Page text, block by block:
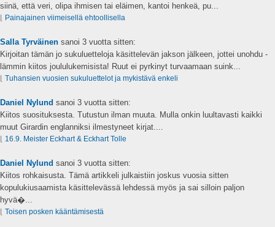
siinä, että veri, olipa ihmisen tai eläimen, kantoi henkeä, pu...
⌊ Painajainen viimeisellä ehtoollisella
Salla Tyrväinen sanoi 3 vuotta sitten:
Kirjoitan tämän jo sukuluetteloja käsittelevän jakson jälkeen, jottei unohdu -
lämmin kiitos joululukemisista! Ruut ei pyrkinyt turvaamaan suink...
⌊ Tuhansien vuosien sukuluettelot ja mykistävä enkeli
Daniel Nylund sanoi 3 vuotta sitten:
Kiitos suosituksesta. Tutustun ilman muuta. Mulla onkin luultavasti kaikki
muut Girardin englanniksi ilmestyneet kirjat....
⌊ 16.9. Meister Eckhart & Eckhart Tolle
Daniel Nylund sanoi 3 vuotta sitten:
Kiitos rohkaisusta. Tämä artikkeli julkaistiin joskus vuosia sitten
kopulukiusaamista käsittelevässä lehdessä myös ja sai silloin paljon
hyvä�...
⌊ Toisen posken kääntämisestä